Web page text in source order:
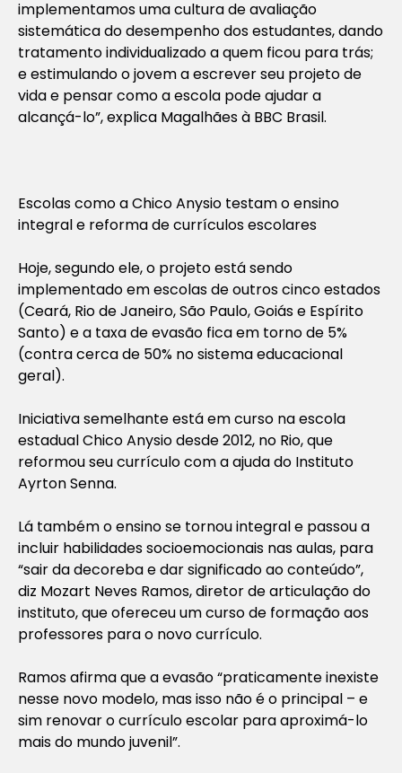
implementamos uma cultura de avaliação
sistemática do desempenho dos estudantes, dando
tratamento individualizado a quem ficou para trás;
e estimulando o jovem a escrever seu projeto de
vida e pensar como a escola pode ajudar a
alcançá-lo”, explica Magalhães à BBC Brasil.
Escolas como a Chico Anysio testam o ensino
integral e reforma de currículos escolares
Hoje, segundo ele, o projeto está sendo
implementado em escolas de outros cinco estados
(Ceará, Rio de Janeiro, São Paulo, Goiás e Espírito
Santo) e a taxa de evasão fica em torno de 5%
(contra cerca de 50% no sistema educacional
geral).
Iniciativa semelhante está em curso na escola
estadual Chico Anysio desde 2012, no Rio, que
reformou seu currículo com a ajuda do Instituto
Ayrton Senna.
Lá também o ensino se tornou integral e passou a
incluir habilidades socioemocionais nas aulas, para
“sair da decoreba e dar significado ao conteúdo”,
diz Mozart Neves Ramos, diretor de articulação do
instituto, que ofereceu um curso de formação aos
professores para o novo currículo.
Ramos afirma que a evasão “praticamente inexiste
nesse novo modelo, mas isso não é o principal – e
sim renovar o currículo escolar para aproximá-lo
mais do mundo juvenil”.